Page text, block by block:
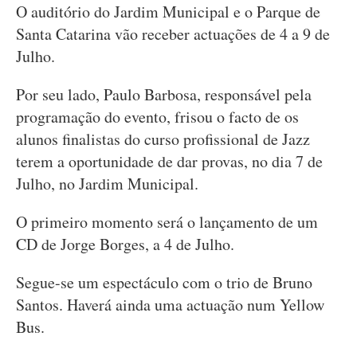
O auditório do Jardim Municipal e o Parque de
Santa Catarina vão receber actuações de 4 a 9 de
Julho.
Por seu lado, Paulo Barbosa, responsável pela
programação do evento, frisou o facto de os
alunos finalistas do curso profissional de Jazz
terem a oportunidade de dar provas, no dia 7 de
Julho, no Jardim Municipal.
O primeiro momento será o lançamento de um
CD de Jorge Borges, a 4 de Julho.
Segue-se um espectáculo com o trio de Bruno
Santos. Haverá ainda uma actuação num Yellow
Bus.